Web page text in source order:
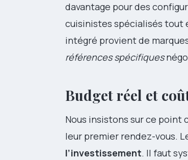
davantage pour des
cuisinistes spécialisés tout
intégré provient de
références spécifiques
Budget réel et
Nous insistons sur ce point
leur premier rendez-vous.
l’investissement. Il faut